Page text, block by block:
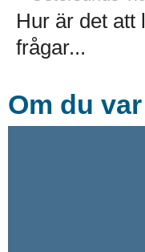
Hur är det att
frågar...
Om du